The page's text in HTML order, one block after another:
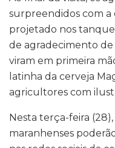
surpreendidos com
projetado nos
de agradecimento
viram em primeira
latinha da cerveja
agricultores com
Nesta terça-feira
maranhenses